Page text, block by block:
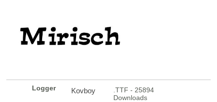
Logger Kovboy
.TTF - 25894
Downloads